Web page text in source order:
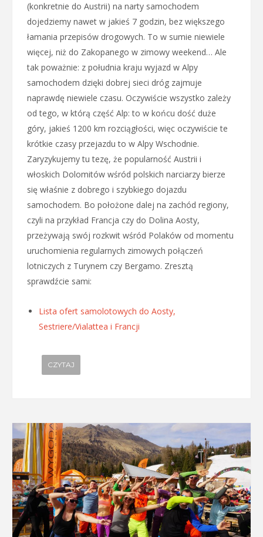
(konkretnie do Austrii) na narty samochodem
dojedziemy nawet w jakieś 7 godzin, bez większego
łamania przepisów drogowych. To w sumie niewiele
więcej, niż do Zakopanego w zimowy weekend… Ale
tak poważnie: z południa kraju wyjazd w Alpy
samochodem dzięki dobrej sieci dróg zajmuje
naprawdę niewiele czasu. Oczywiście wszystko zależy
od tego, w którą część Alp: to w końcu dość duże
góry, jakieś 1200 km rozciągłości, więc oczywiście te
krótkie czasy przejazdu to w Alpy Wschodnie.
Zaryzykujemy tu tezę, że popularność Austrii i
włoskich Dolomitów wśród polskich narciarzy bierze
się właśnie z dobrego i szybkiego dojazdu
samochodem. Bo położone dalej na zachód regiony,
czyli na przykład Francja czy do Dolina Aosty,
przeżywają swój rozkwit wśród Polaków od momentu
uruchomienia regularnych zimowych połączeń
lotniczych z Turynem czy Bergamo. Zresztą
sprawdźcie sami:
Lista ofert samolotowych do Aosty,
Sestriere/Vialattea i Francji
CZYTAJ